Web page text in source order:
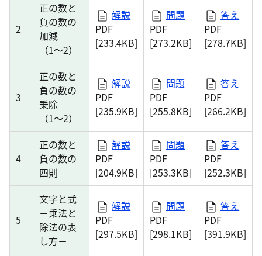
2
正の数と
負の数の
加減
（1～2）
解説
PDF
[233.4KB]
問題
PDF
[273.2KB]
答え
PDF
[278.7KB]
3
正の数と
負の数の
乗除
（1～2）
解説
PDF
[235.9KB]
問題
PDF
[255.8KB]
答え
PDF
[266.2KB]
4
正の数と
負の数の
四則
解説
PDF
[204.9KB]
問題
PDF
[253.3KB]
答え
PDF
[252.3KB]
5
文字と式
－乗法と
除法の表
し方－
解説
PDF
[297.5KB]
問題
PDF
[298.1KB]
答え
PDF
[391.9KB]